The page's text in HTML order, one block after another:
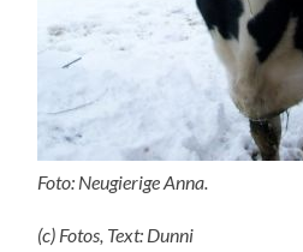
Foto: Neugierige Anna.
(c) Fotos, Text: Dunni